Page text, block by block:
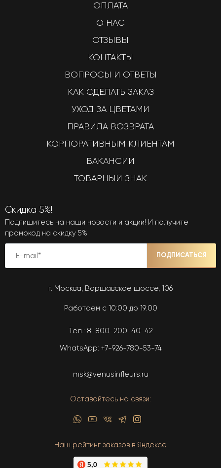
ОПЛАТА
О НАС
ОТЗЫВЫ
КОНТАКТЫ
ВОПРОСЫ И ОТВЕТЫ
КАК СДЕЛАТЬ ЗАКАЗ
УХОД ЗА ЦВЕТАМИ
ПРАВИЛА ВОЗВРАТА
КОРПОРАТИВНЫМ КЛИЕНТАМ
ВАКАНСИИ
ТОВАРНЫЙ ЗНАК
Скидка 5%!
Подпишитесь на наши новости и акции! И получите
промокод на скидку 5%
ПОДПИСАТЬСЯ
г. Москва, Варшавское шоссе, 106
Работаем с 10:00 до 19:00
Тел.: 8-800-200-40-42
WhatsApp: +7-926-780-53-74
msk@venusinfleurs.ru
Оставайтесь на связи:
Наш рейтинг заказов в Яндексе